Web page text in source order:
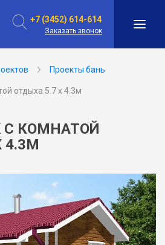
+7 (3452) 614-614
Заказать звонок
Проекты бань
отдыха 5.7 х 4.3м
КОМНАТОЙ
4.3М